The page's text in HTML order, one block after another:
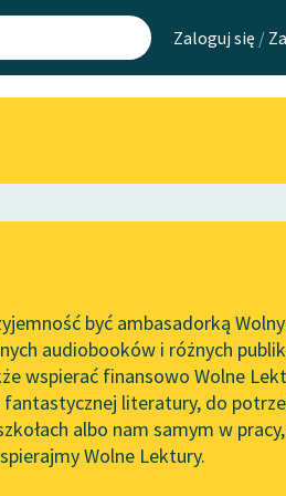
Zaloguj się /
do
Mapa Wolnych Lektur
Leśmianator
API
OAI-PMH
Widget Wolnych Lektur
być ambasadorką
audiobooków i różnych
wspierać finansowo Wolne
literatury, do
albo nam samym w
Wolne Lektury.